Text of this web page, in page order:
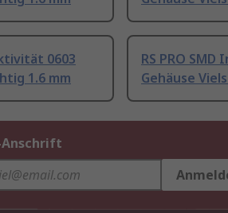
0603
1.6 mm
RS PRO
Gehäuse
Anschrift